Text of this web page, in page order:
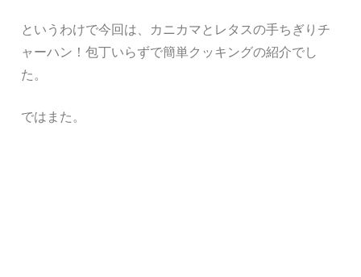
というわけで今回は、カニカマとレタスの手ちぎりチ
ャーハン！包丁いらずで簡単クッキングの紹介でし
た。
ではまた。